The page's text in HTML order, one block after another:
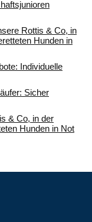
Rottis & Co, in
Hunden in
Individuelle
Sicher
& Co, in der
Hunden in Not